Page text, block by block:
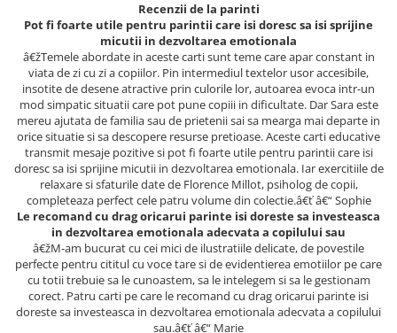
Hartie si Accesorii
Instrumente de scris
Organizare si Arhivare
Seturi birotica
Articole scolare
Arta
Caiete si Carnetele scolare
Coperti, Mape, Etichete
Ghiozdane si Penare scolare
Instrumente de scris
Instrumente si Truse Geometrie
Seturi scolare
Calculator
Recenzii de la parinti
Pot fi foarte utile pentru parintii care isi doresc sa isi sprijine
micutii in dezvoltarea emotionala
â€žTemele abordate in aceste carti sunt teme care apar constant in
viata de zi cu zi a copiilor. Pin intermediul textelor usor accesibile,
insotite de desene atractive prin culorile lor, autoarea evoca intr-un
mod simpatic situatii care pot pune copiii in dificultate. Dar Sara este
mereu ajutata de familia sau de prietenii sai sa mearga mai departe in
orice situatie si sa descopere resurse pretioase. Aceste carti educative
transmit mesaje pozitive si pot fi foarte utile pentru parintii care isi
doresc sa isi sprijine micutii in dezvoltarea emotionala. Iar exercitiile de
relaxare si sfaturile date de Florence Millot, psiholog de copii,
completeaza perfect cele patru volume din colectie.â€ť â€“ Sophie
Le recomand cu drag oricarui parinte isi doreste sa investeasca
in dezvoltarea emotionala adecvata a copilului sau
â€žM-am bucurat cu cei mici de ilustratiile delicate, de povestile
perfecte pentru cititul cu voce tare si de evidentierea emotiilor pe care
cu totii trebuie sa le cunoastem, sa le intelegem si sa le gestionam
corect. Patru carti pe care le recomand cu drag oricarui parinte isi
doreste sa investeasca in dezvoltarea emotionala adecvata a copilului
sau.â€ť â€“ Marie